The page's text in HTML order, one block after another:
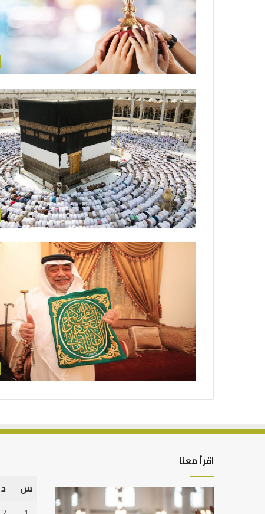
اقرأ معنا
أهم
أسباب
العلاقةس
د